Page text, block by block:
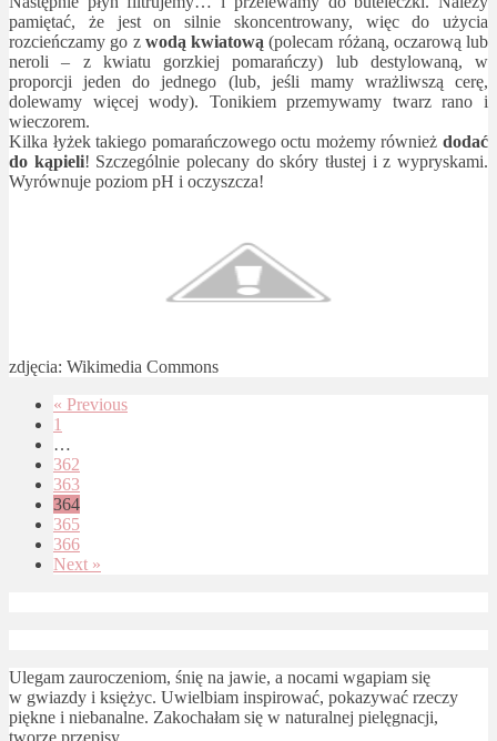
pamiętać, że jest on silnie skoncentrowany, więc do użycia
rozcieńczamy go z wodą kwiatową(polecam różaną, oczarową lub
neroli – z kwiatu gorzkiej pomarańczy) lub destylowaną, w
proporcji jeden do jednego (lub, jeśli mamy wrażliwszą cerę,
dolewamy więcej wody). Tonikiem przemywamy twarz rano i
wieczorem.
Kilka łyżek takiego pomarańczowego octu możemy również dodać
do kąpieli! Szczególnie polecany do skóry tłustej i z wypryskami.
Wyrównuje poziom pH i oczyszcza!
zdjęcia: Wikimedia Commons
« Previous
1
…
362
363
364
365
366
Next »
Ulegam zauroczeniom, śnię na jawie, a nocami wgapiam się
w gwiazdy i księżyc. Uwielbiam inspirować, pokazywać rzeczy
piękne i niebanalne. Zakochałam się w naturalnej pielęgnacji,
tworzę przepisy